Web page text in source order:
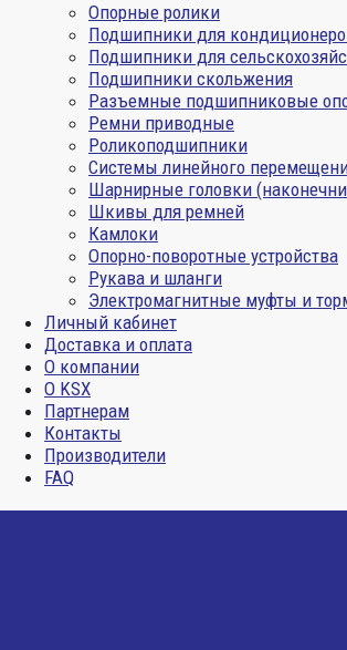
Опорные ролики
Подшипники для
Подшипники для
Подшипники скольжения
Разъемные подшипниковые
Ремни приводные
Роликоподшипники
Системы линейного
Шарнирные головки
Шкивы для ремней
Камлоки
Опорно-поворотные устройства
Рукава и шланги
Электромагнитные муфты и
Личный кабинет
Доставка и оплата
О компании
О KSX
Партнерам
Контакты
Производители
FAQ